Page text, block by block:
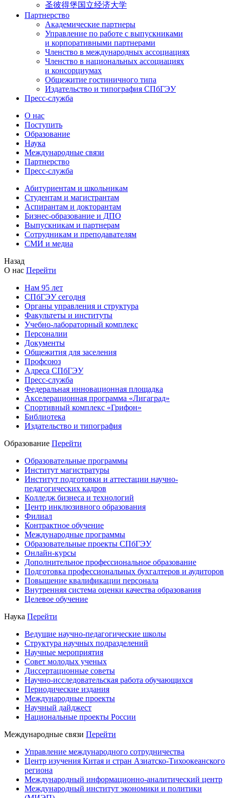
圣彼得堡国立经济大学
Партнерство
Академические партнеры
Управление по работе с выпускниками
и корпоративными партнерами
Членство в международных ассоциациях
Членство в национальных ассоциациях
и консорциумах
Общежитие гостиничного типа
Издательство и типография СПбГЭУ
Пресс-служба
О нас
Поступить
Образование
Наука
Международные связи
Партнерство
Пресс-служба
Абитуриентам и школьникам
Студентам и магистрантам
Аспирантам и докторантам
Бизнес-образование и ДПО
Выпускникам и партнерам
Сотрудникам и преподавателям
СМИ и медиа
Назад
О нас Перейти
Нам 95 лет
СПбГЭУ сегодня
Органы управления и структура
Факультеты и институты
Учебно-лабораторный комплекс
Персоналии
Документы
Общежития для заселения
Профсоюз
Адреса СПбГЭУ
Пресс-служба
Федеральная инновационная площадка
Акселерационная программа «Лигаград»­­
Спортивный комплекс «Грифон»
Библиотека
Издательство и типография
Образование Перейти
Образовательные программы
Институт магистратуры
Институт подготовки и аттестации научно-
педагогических кадров
Колледж бизнеса и технологий
Центр инклюзивного образования
Филиал
Контрактное обучение
Международные программы
Образовательные проекты СПбГЭУ
Онлайн-курсы
Дополнительное профессиональное образование
Подготовка профессиональных бухгалтеров и аудиторов
Повышение квалификации персонала
Внутренняя система оценки качества образования
Целевое обучение
Наука Перейти
Ведущие научно-педагогические школы
Структура научных подразделений
Научные мероприятия
Совет молодых ученых
Диссертационные советы
Научно-исследовательская работа обучающихся
Периодические издания
Международные проекты
Научный дайджест
Национальные проекты России
Международные связи Перейти
Управление международного сотрудничества
Центр изучения Китая и стран Азиатско-Тихоокеанского
региона
Международный информационно-аналитический центр
Международный институт экономики и политики